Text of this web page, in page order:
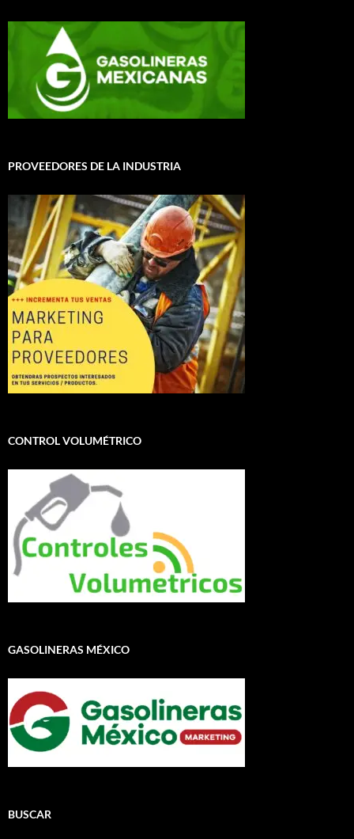
PROVEEDORES DE LA INDUSTRIA
CONTROL VOLUMÉTRICO
GASOLINERAS MÉXICO
BUSCAR